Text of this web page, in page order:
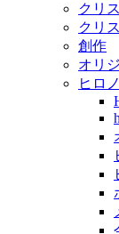
クリ
クリ
創作
オリ
ヒロ